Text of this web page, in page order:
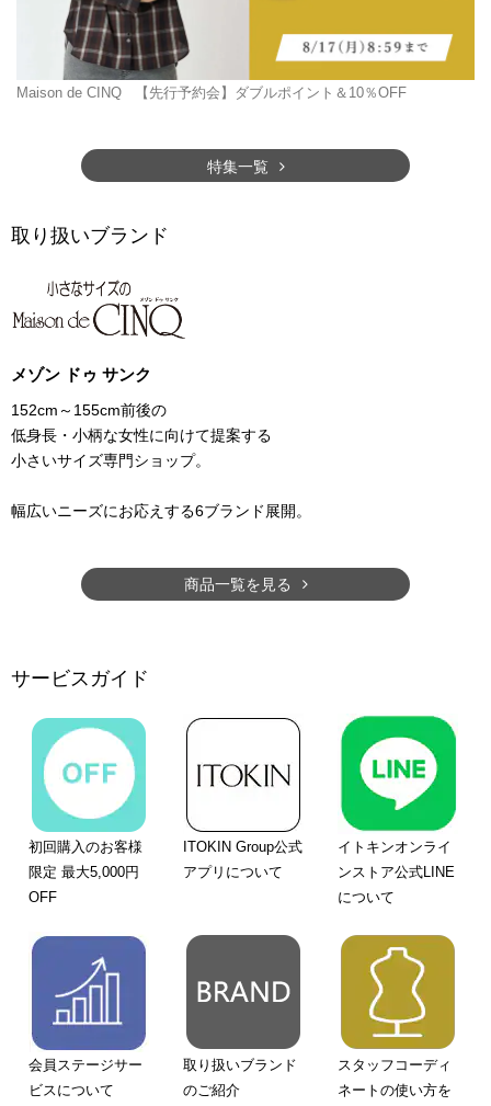
Maison de CINQ 【先行予約会】ダブルポイント＆10％OFF
特集一覧
取り扱いブランド
メゾン ドゥ サンク
152cm～155cm前後の
低身長・小柄な女性に向けて提案する
小さいサイズ専門ショップ。
幅広いニーズにお応えする6ブランド展開。
商品一覧を見る
サービスガイド
初回購入のお客様
限定 最大5,000円
OFF
ITOKIN Group公式
アプリについて
イトキンオンライ
ンストア公式LINE
について
会員ステージサー
ビスについて
取り扱いブランド
のご紹介
スタッフコーディ
ネートの使い方を